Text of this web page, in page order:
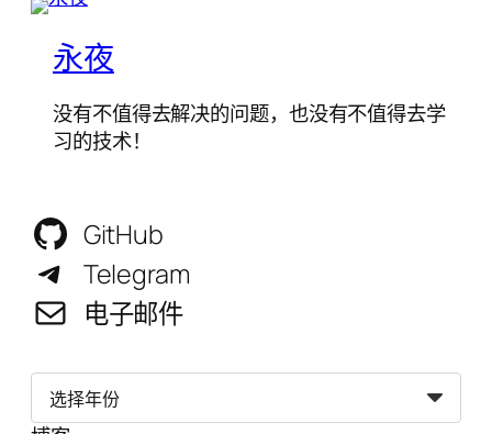
永夜
没有不值得去解决的问题，也没有不值得去学
习的技术！
GitHub
Telegram
电子邮件
归
档